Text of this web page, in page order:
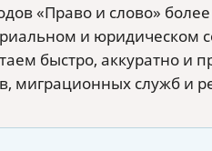
«Право и слово»
и
быстро, аккуратно и
миграционных служб и